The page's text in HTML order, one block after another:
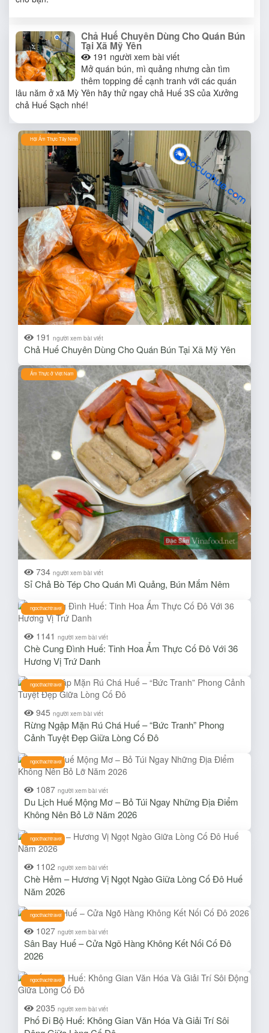
Chả Huế Chuyên Dùng Cho Quán Bún
Tại Xã Mỹ Yên
191 người xem bài viết
Mở quán bún, mì quảng nhưng cần tìm
thêm topping để cạnh tranh với các quán
lâu năm ở xã Mỳ Yên hãy thử ngay chả Huế 3S của Xưởng
chả Huế Sạch nhé!
Hội Ẩm Thực Tây Ninh
191 người xem bài viết
Chả Huế Chuyên Dùng Cho Quán Bún Tại Xã Mỹ Yên
Ẩm Thực ở Việt Nam
734 người xem bài viết
Sỉ Chả Bò Tép Cho Quán Mì Quảng, Bún Mắm Nêm
ngocthachtravel
1141 người xem bài viết
Chè Cung Đình Huế: Tinh Hoa Ẩm Thực Cố Đô Với 36
Hương Vị Trứ Danh
ngocthachtravel
945 người xem bài viết
Rừng Ngập Mặn Rú Chá Huế – “Bức Tranh” Phong
Cảnh Tuyệt Đẹp Giữa Lòng Cố Đô
ngocthachtravel
1087 người xem bài viết
Du Lịch Huế Mộng Mơ – Bỏ Túi Ngay Những Địa Điểm
Không Nên Bỏ Lỡ Năm 2026
ngocthachtravel
1102 người xem bài viết
Chè Hẻm – Hương Vị Ngọt Ngào Giữa Lòng Cố Đô Huế
Năm 2026
ngocthachtravel
1027 người xem bài viết
Sân Bay Huế – Cửa Ngõ Hàng Không Kết Nối Cố Đô
2026
ngocthachtravel
2035 người xem bài viết
Phố Đi Bộ Huế: Không Gian Văn Hóa Và Giải Trí Sôi